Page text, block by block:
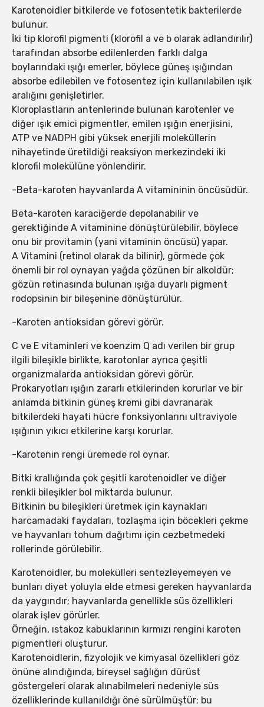
Karotenoidler bitkilerde ve fotosentetik bakterilerde
bulunur.
İki tip klorofil pigmenti (klorofil a ve b olarak adlandırılır)
tarafından absorbe edilenlerden farklı dalga
boylarındaki ışığı emerler, böylece güneş ışığından
absorbe edilebilen ve fotosentez için kullanılabilen ışık
aralığını genişletirler.
Kloroplastların antenlerinde bulunan karotenler ve
diğer ışık emici pigmentler, emilen ışığın enerjisini,
ATP ve NADPH gibi yüksek enerjili moleküllerin
nihayetinde üretildiği reaksiyon merkezindeki iki
klorofil molekülüne yönlendirir.
-Beta-karoten hayvanlarda A vitamininin öncüsüdür.
Beta-karoten karaciğerde depolanabilir ve
gerektiğinde A vitaminine dönüştürülebilir, böylece
onu bir provitamin (yani vitaminin öncüsü) yapar.
A Vitamini (retinol olarak da bilinir), görmede çok
önemli bir rol oynayan yağda çözünen bir alkoldür;
gözün retinasında bulunan ışığa duyarlı pigment
rodopsinin bir bileşenine dönüştürülür.
-Karoten antioksidan görevi görür.
C ve E vitaminleri ve koenzim Q adı verilen bir grup
ilgili bileşikle birlikte, karotonlar ayrıca çeşitli
organizmalarda antioksidan görevi görür.
Prokaryotları ışığın zararlı etkilerinden korurlar ve bir
anlamda bitkinin güneş kremi gibi davranarak
bitkilerdeki hayati hücre fonksiyonlarını ultraviyole
ışığının yıkıcı etkilerine karşı korurlar.
-Karotenin rengi üremede rol oynar.
Bitki krallığında çok çeşitli karotenoidler ve diğer
renkli bileşikler bol miktarda bulunur.
Bitkinin bu bileşikleri üretmek için kaynakları
harcamadaki faydaları, tozlaşma için böcekleri çekme
ve hayvanları tohum dağıtımı için cezbetmedeki
rollerinde görülebilir.
Karotenoidler, bu molekülleri sentezleyemeyen ve
bunları diyet yoluyla elde etmesi gereken hayvanlarda
da yaygındır; hayvanlarda genellikle süs özellikleri
olarak işlev görürler.
Örneğin, ıstakoz kabuklarının kırmızı rengini karoten
pigmentleri oluşturur.
Karotenoidlerin, fizyolojik ve kimyasal özellikleri göz
önüne alındığında, bireysel sağlığın dürüst
göstergeleri olarak alınabilmeleri nedeniyle süs
özelliklerinde kullanıldığı öne sürülmüştür; bu